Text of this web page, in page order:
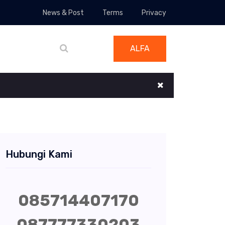
News & Post Terms Privacy
ALFA
Hubungi Kami
085714407170